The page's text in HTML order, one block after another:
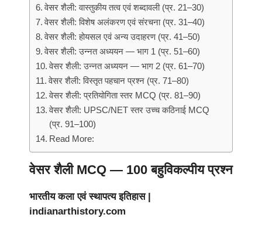
वेसर शैली: वास्तुकीय तत्व एवं शब्दावली (प्र. 21–30)
वेसर शैली: विशेष अलंकरण एवं संरचना (प्र. 31–40)
वेसर शैली: होयसल एवं अन्य उदाहरण (प्र. 41–50)
वेसर शैली: उन्नत अध्ययन — भाग 1 (प्र. 51–60)
वेसर शैली: उन्नत अध्ययन — भाग 2 (प्र. 61–70)
वेसर शैली: विस्तृत पहचान प्रश्न (प्र. 71–80)
वेसर शैली: प्रतियोगिता स्तर MCQ (प्र. 81–90)
वेसर शैली: UPSC/NET स्तर उच्च कठिनाई MCQ
(प्र. 91–100)
Read More:
वेसर शैली MCQ — 100 बहुविकल्पीय प्रश्न
भारतीय कला एवं स्थापत्य इतिहास |
indianarthistory.com